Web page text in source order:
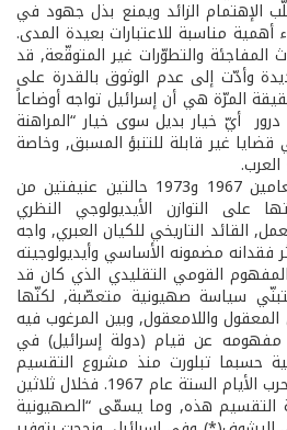
الإهتمام الزائد ويمنع بذل جهود في
مناسبة للاعتبارات بعيدة المدى.
المفاجئة والتطوّرات غير المتوقّعة, قد
وأدّت إلى عدم الوثوق بالقدرة على
المرّة هي أن إسرائيل تواجه أوضاعاً
أيّ خيار بديل سوى خيار “المراهنة
قضايا غير قابلة للتنبؤ المسبق, وخاصة
لقد واجهت إسرائيل في العامين 1967 و1973 حالتين عنيفتين من
على التوازن الأيديولوجي النظري
القائد التاريخي للكيان العبري, واجه
فقدانه مضمونه الأساسي وأيديولوجيته
القومي التقليدي الذي كان قد
بتبنّي سياسة صهيونية متعصّبة, لكنّها
واللامعقول, وبين المرغوب فيه
مفهومه عن قيام (دولة إسرائيل) في
حسبما تبلورت منذ مشروع التقسيم
عام 1947 ولجنة بيل, وحتى حرب الأيام الستة عام 1967. فخلال ثلاثين
هذه, وما يسمّى “الصهيونية